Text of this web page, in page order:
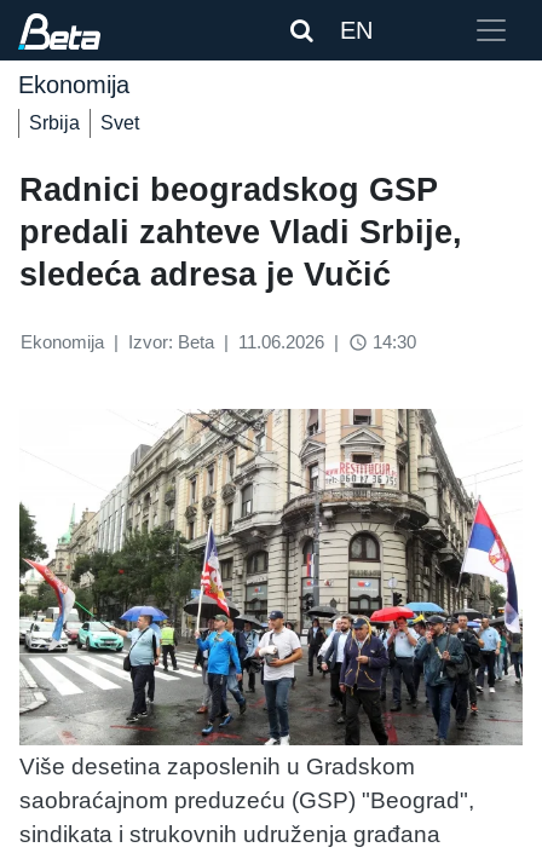
EN
Ekonomija
Srbija Svet
Radnici beogradskog GSP
predali zahteve Vladi Srbije,
sledeća adresa je Vučić
Ekonomija | Izvor: Beta | 11.06.2026 | access_time 14:30
Više desetina zaposlenih u Gradskom
saobraćajnom preduzeću (GSP) "Beograd",
sindikata i strukovnih udruženja građana